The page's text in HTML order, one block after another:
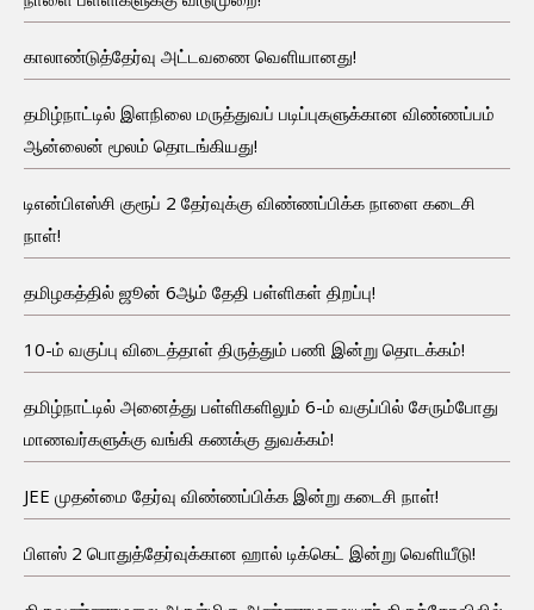
காலாண்டுத்தேர்வு அட்டவணை வெளியானது!
தமிழ்நாட்டில் இளநிலை மருத்துவப் படிப்புகளுக்கான விண்ணப்பம்
ஆன்லைன் மூலம் தொடங்கியது!
டிஎன்பிஎஸ்சி குரூப் 2 தேர்வுக்கு விண்ணப்பிக்க நாளை கடைசி
நாள்!
தமிழகத்தில் ஜூன் 6ஆம் தேதி பள்ளிகள் திறப்பு!
10-ம் வகுப்பு விடைத்தாள் திருத்தும் பணி இன்று தொடக்கம்!
தமிழ்நாட்டில் அனைத்து பள்ளிகளிலும் 6-ம் வகுப்பில் சேரும்போது
மாணவர்களுக்கு வங்கி கணக்கு துவக்கம்!
JEE முதன்மை தேர்வு விண்ணப்பிக்க இன்று கடைசி நாள்!
பிளஸ் 2 பொதுத்தேர்வுக்கான ஹால் டிக்கெட் இன்று வெளியீடு!